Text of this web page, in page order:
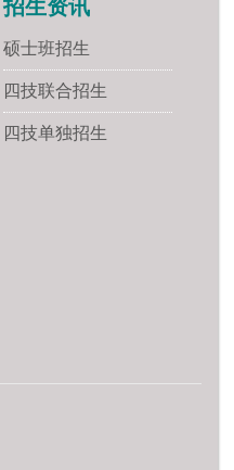
招生资讯
硕士班招生
四技联合招生
四技单独招生